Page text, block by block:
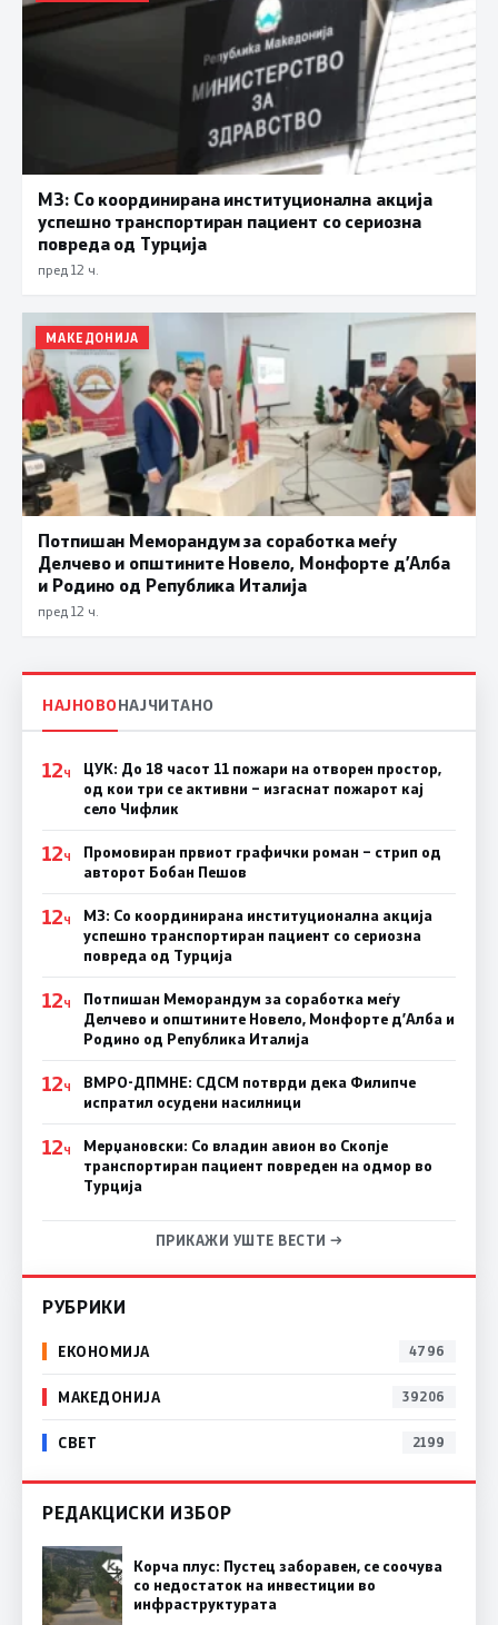
МЗ: Со координирана институционална акција
успешно транспортиран пациент со сериозна
повреда од Турција
пред 12 ч.
МАКЕДОНИЈА
Потпишан Меморандум за соработка меѓу
Делчево и општините Новело, Монфорте д’Алба
и Родино од Република Италија
пред 12 ч.
НАЈНОВОНАЈЧИТАНО
12Ч
ЦУК: До 18 часот 11 пожари на отворен простор,
од кои три се активни – изгаснат пожарот кај
село Чифлик
12Ч
Промовиран првиот графички роман – стрип од
авторот Бобан Пешов
12Ч
МЗ: Со координирана институционална акција
успешно транспортиран пациент со сериозна
повреда од Турција
12Ч
Потпишан Меморандум за соработка меѓу
Делчево и општините Новело, Монфорте д’Алба и
Родино од Република Италија
12Ч
ВМРО-ДПМНЕ: СДСM потврди дека Филипче
испратил осудени насилници
12Ч
Мерџановски: Со владин авион во Скопје
транспортиран пациент повреден на одмор во
Турција
ПРИКАЖИ УШТЕ ВЕСТИ →
РУБРИКИ
ЕКОНОМИЈА 4796
МАКЕДОНИЈА 39206
СВЕТ 2199
РЕДАКЦИСКИ ИЗБОР
Корча плус: Пустец заборавен, се соочува
со недостаток на инвестиции во
инфраструктурата